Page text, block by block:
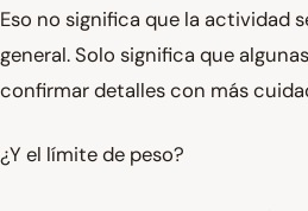
Eso no significa que la actividad
general. Solo significa que
confirmar detalles con más
¿Y el límite de peso?